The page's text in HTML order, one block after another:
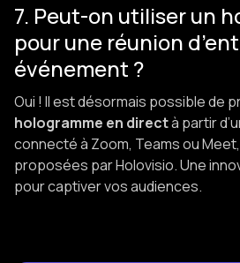
7. Peut-on utiliser un
pour une réunion
événement ?
Oui ! Il est désormais possible de
hologramme en directà partir
connecté à Zoom, Teams ou
proposées par Holovisio. Une
pour captiver vos audiences.